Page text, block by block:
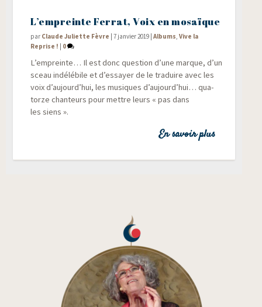
L’empreinte Ferrat, Voix en mosaïque
par Claude Juliette Fèvre |7 janvier 2019 |Albums ,Vive la
Reprise ! | 0
L’empreinte… Il est donc ques­tion d’une marque, d’un
sceau indé­lé­bile et d’essayer de le tra­duire avec les
voix d’aujourd’hui, les musiques d’aujourd’hui… qua­
torze chan­teurs pour mettre leurs « pas dans
les siens ».
En savoir plus